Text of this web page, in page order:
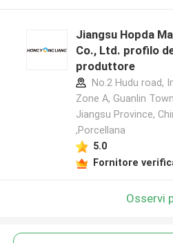
Jiangsu Hopda
Co., Ltd. profilo
produttore
No.2 Hudu road,
Zone A, Guanlin
Jiangsu Province,
,Porcellana
5.0
Fornitore
Osservi